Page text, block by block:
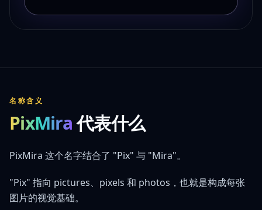
名称含义
PixMira代表什么
PixMira 这个名字结合了 "Pix" 与 "Mira"。
"Pix" 指向 pictures、pixels 和 photos，也就是构成每张
图片的视觉基础。